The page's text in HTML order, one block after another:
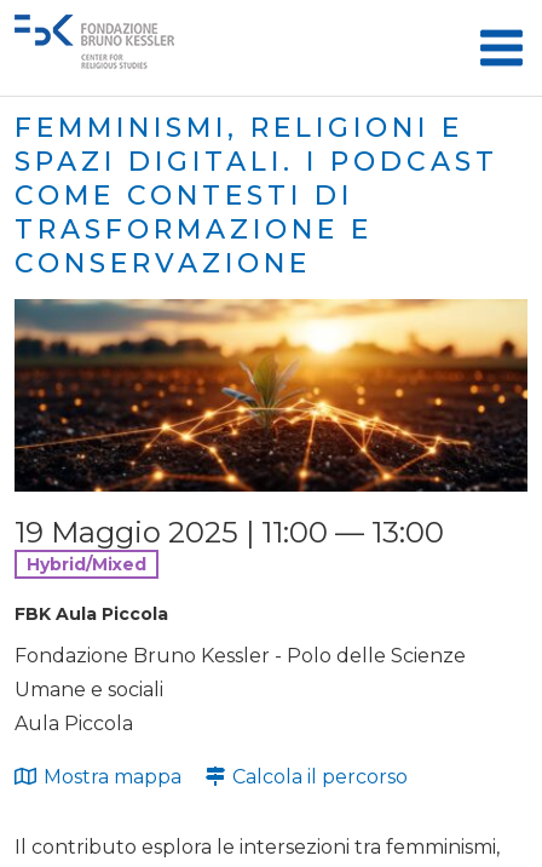
FEMMINISMI, RELIGIONI E
SPAZI DIGITALI. I PODCAST
COME CONTESTI DI
TRASFORMAZIONE E
CONSERVAZIONE
19 Maggio 2025 | 11:00 — 13:00
Hybrid/Mixed
FBK Aula Piccola
Fondazione Bruno Kessler - Polo delle Scienze
Umane e sociali
Aula Piccola
Mostra mappa Calcola il percorso
Il contributo esplora le intersezioni tra femminismi,